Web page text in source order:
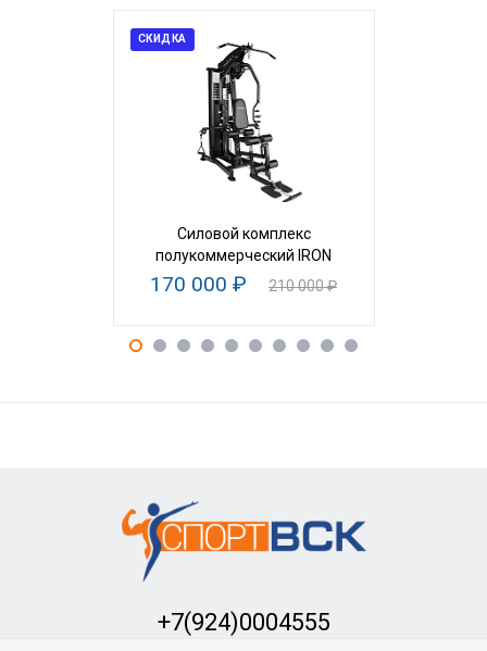
СКИДКА
Силовой комплекс
полукоммерческий IRON
170 000 ₽ 210 000 ₽
+7(924)0004555